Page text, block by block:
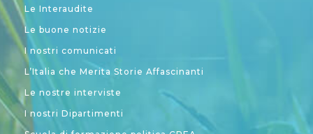
Le Interaudite
Le buone notizie
I nostri comunicati
L’Italia che Merita Storie Affascinanti
Le nostre interviste
I nostri Dipartimenti